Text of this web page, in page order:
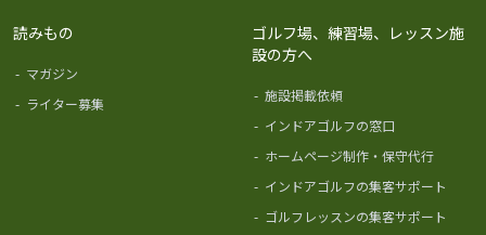
読みもの
- マガジン
- ライター募集
ゴルフ場、練習場、レッスン施
設の方へ
- 施設掲載依頼
- インドアゴルフの窓口
- ホームページ制作・保守代行
- インドアゴルフの集客サポート
- ゴルフレッスンの集客サポート